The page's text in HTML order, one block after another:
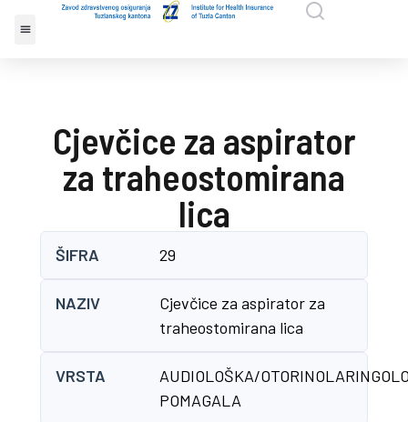
Cjevčice za aspirator
za traheostomirana
lica
ŠIFRA 29
NAZIV
Cjevčice za aspirator za
traheostomirana lica
VRSTA
AUDIOLOŠKA/
POMAGALA